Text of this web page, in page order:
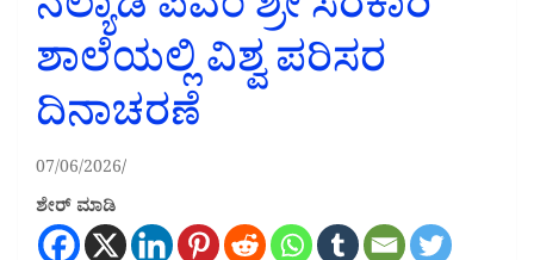
ಶಾಲೆಯಲ್ಲಿ ವಿಶ್ವ ಪರಿಸರ
ದಿನಾಚರಣೆ
07/06/2026
ಶೇರ್ ಮಾಡಿ